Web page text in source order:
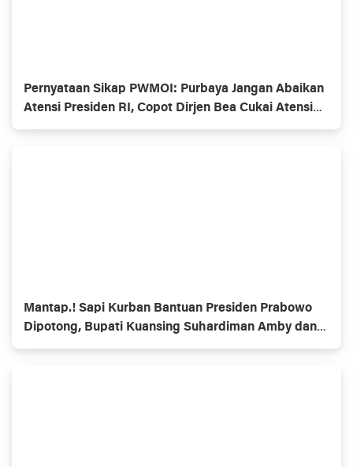
Pernyataan Sikap PWMOI: Purbaya Jangan Abaikan
Atensi Presiden RI, Copot Dirjen Bea Cukai Atensi
Presiden Prabowo
Mantap.! Sapi Kurban Bantuan Presiden Prabowo
Dipotong, Bupati Kuansing Suhardiman Amby dan
Masyarakat Ucapan Terimakasih